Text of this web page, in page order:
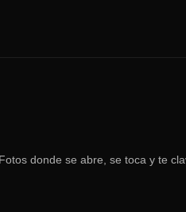
donde se abre, se toca y te